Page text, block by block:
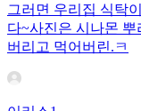
그러면 우리집 식탁
다~사진은 시나몬
버리고 먹어버린.ㅋ